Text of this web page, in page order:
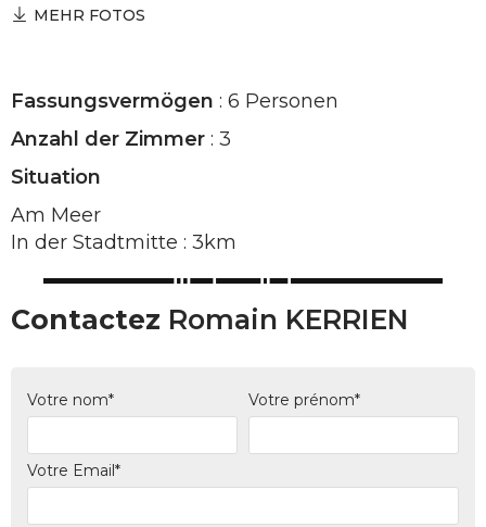
MEHR FOTOS
Fassungsvermögen : 6 Personen
Anzahl der Zimmer : 3
Situation
Am Meer
In der Stadtmitte : 3km
Contactez Romain KERRIEN
Votre nom* Votre prénom*
Votre Email*